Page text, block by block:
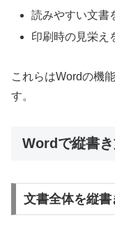
読みやすい文書
印刷時の見栄え
これらはWordの機
す。
Wordで縦書
文書全体を縦